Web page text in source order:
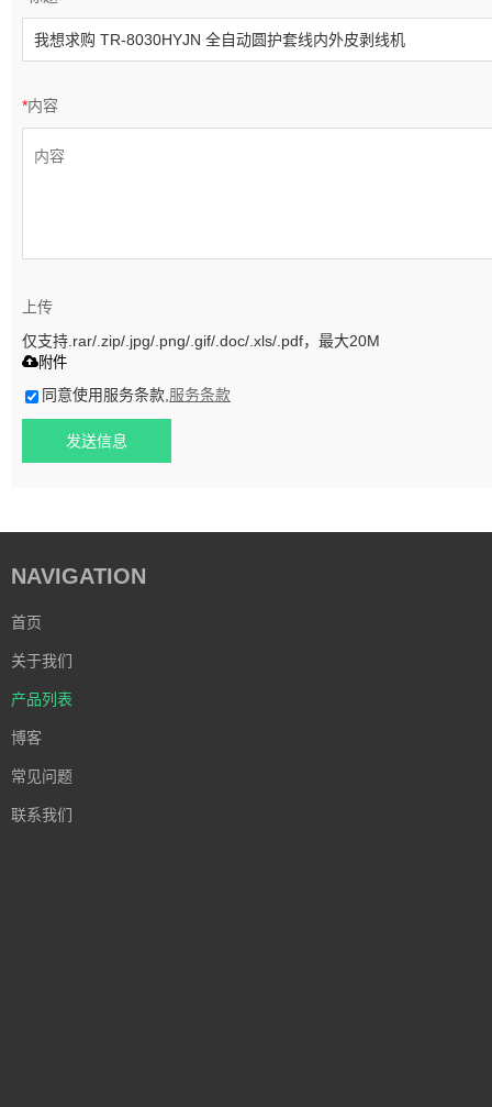
*内容
上传
仅支持.rar/.zip/.jpg/.png/.gif/.doc/.xls/.pdf，最大20M
附件
同意使用服务条款, 服务条款
发送信息
NAVIGATION
首页
关于我们
产品列表
博客
常见问题
联系我们